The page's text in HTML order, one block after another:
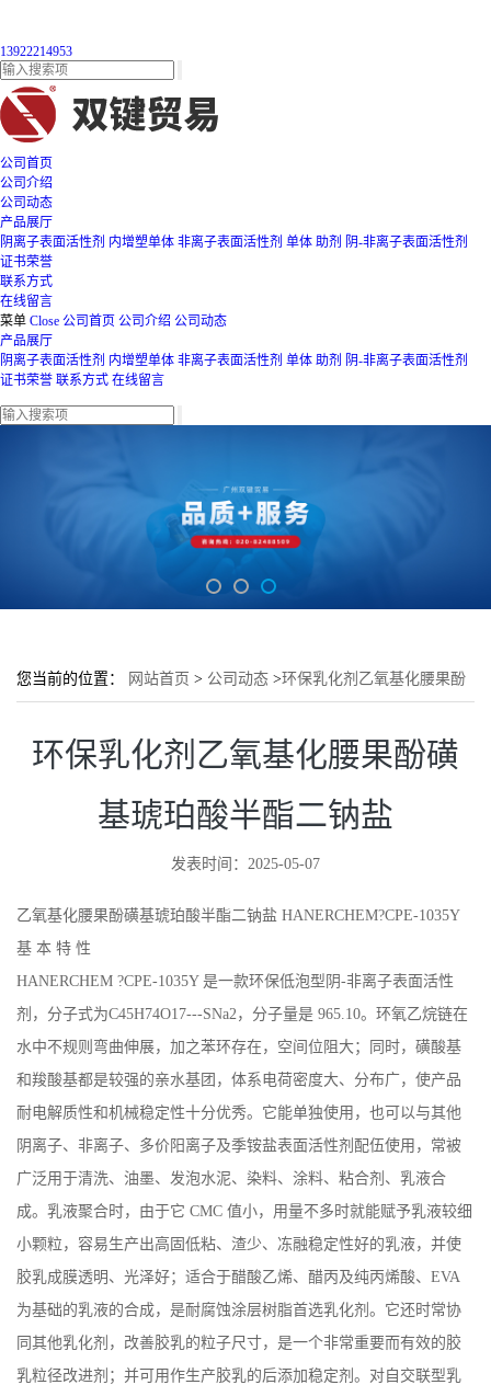
13922214953
公司首页
公司介绍
公司动态
产品展厅
阴离子表面活性剂 内增塑单体 非离子表面活性剂 单体 助剂 阴-非离子表面活性剂
证书荣誉
联系方式
在线留言
菜单 Close 公司首页 公司介绍 公司动态
产品展厅
阴离子表面活性剂 内增塑单体 非离子表面活性剂 单体 助剂 阴-非离子表面活性剂
证书荣誉 联系方式 在线留言
您当前的位置： 网站首页 > 公司动态 >环保乳化剂乙氧基化腰果酚
环保乳化剂乙氧基化腰果酚磺
基琥珀酸半酯二钠盐
发表时间：2025-05-07
乙氧基化腰果酚磺基琥珀酸半酯二钠盐 HANERCHEM?CPE-1035Y
基 本 特 性
HANERCHEM ?CPE-1035Y 是一款环保低泡型阴-非离子表面活性
剂，分子式为C45H74O17---SNa2，分子量是 965.10。环氧乙烷链在
水中不规则弯曲伸展，加之苯环存在，空间位阻大；同时，磺酸基
和羧酸基都是较强的亲水基团，体系电荷密度大、分布广，使产品
耐电解质性和机械稳定性十分优秀。它能单独使用，也可以与其他
阴离子、非离子、多价阳离子及季铵盐表面活性剂配伍使用，常被
广泛用于清洗、油墨、发泡水泥、染料、涂料、粘合剂、乳液合
成。乳液聚合时，由于它 CMC 值小，用量不多时就能赋予乳液较细
小颗粒，容易生产出高固低粘、渣少、冻融稳定性好的乳液，并使
胶乳成膜透明、光泽好；适合于醋酸乙烯、醋丙及纯丙烯酸、EVA
为基础的乳液的合成，是耐腐蚀涂层树脂首选乳化剂。它还时常协
同其他乳化剂，改善胶乳的粒子尺寸，是一个非常重要而有效的胶
乳粒径改进剂；并可用作生产胶乳的后添加稳定剂。对自交联型乳